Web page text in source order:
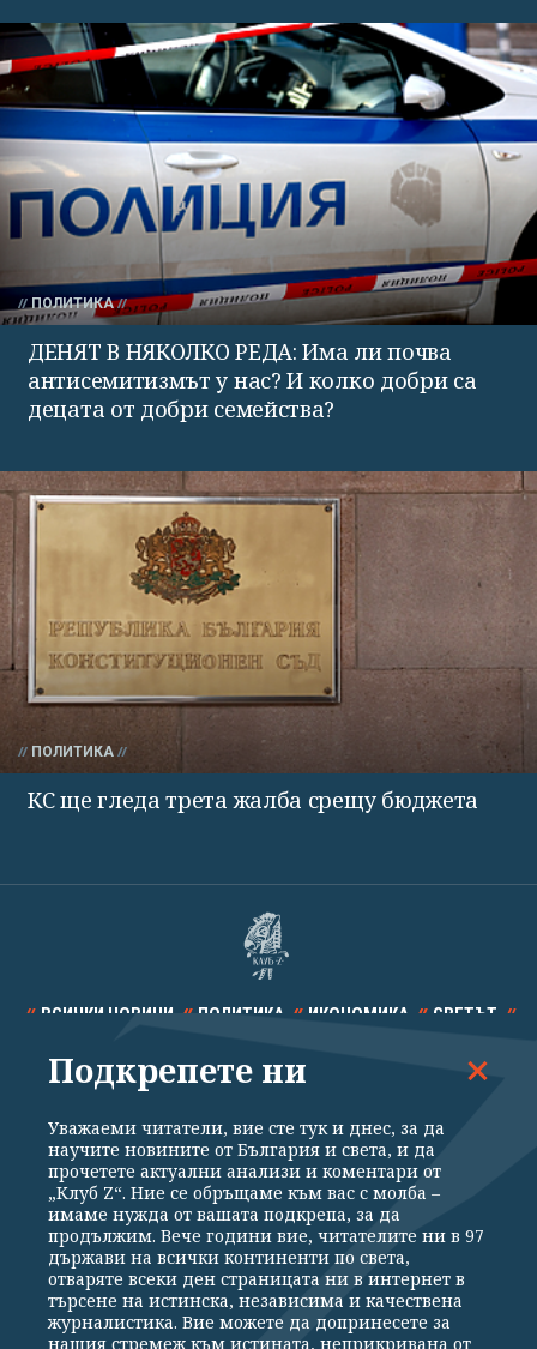
ПОЛИТИКА
ДЕНЯТ В НЯКОЛКО РЕДА: Има ли почва
антисемитизмът у нас? И колко добри са
децата от добри семейства?
ПОЛИТИКА
КС ще гледа трета жалба срещу бюджета
ВСИЧКИ НОВИНИ ПОЛИТИКА ИКОНОМИКА СВЕТЪТ
СПОРТ КУЛТУРА ТЕХНОЛОГИИ КАЛЕЙДОСКОП
Общи условия
Политика за поверителност
Реклама
Партньори Контакти
За Клуб Z
Екип
Подкрепете ни
Подкрепете ни
Уважаеми читатели, вие сте тук и днес, за да
научите новините от България и света, и да
прочетете актуални анализи и коментари от
„Клуб Z“. Ние се обръщаме към вас с молба –
имаме нужда от вашата подкрепа, за да
продължим. Вече години вие, читателите ни в 97
държави на всички континенти по света,
отваряте всеки ден страницата ни в интернет в
търсене на истинска, независима и качествена
журналистика. Вие можете да допринесете за
нашия стремеж към истината, неприкривана от